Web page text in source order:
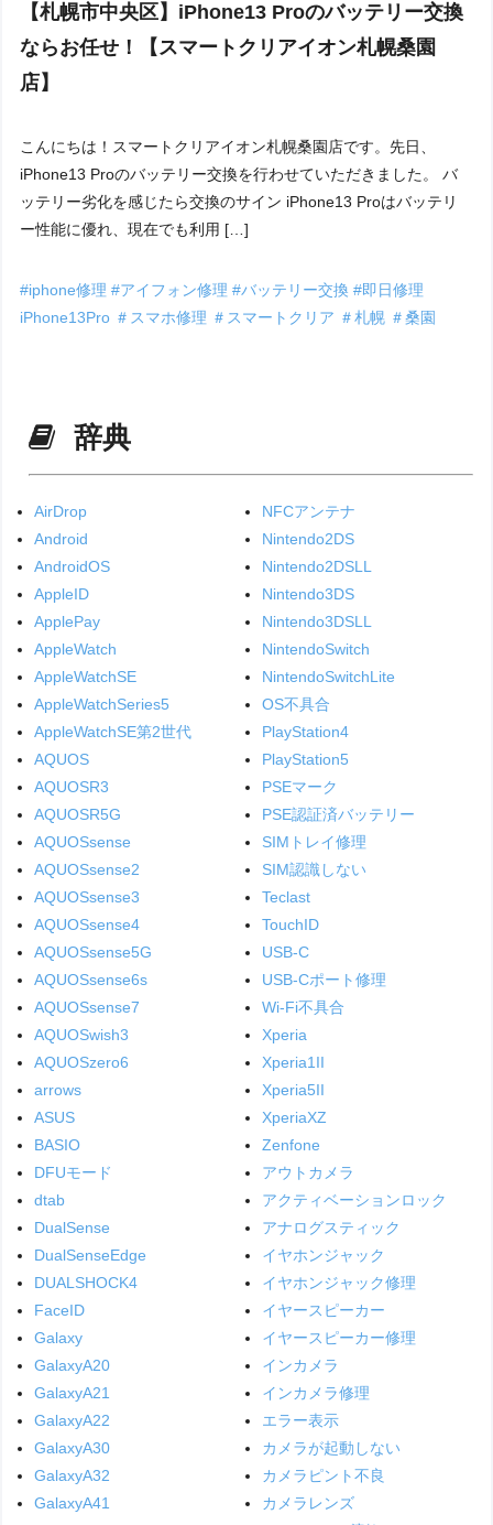
【札幌市中央区】iPhone13 Proのバッテリー交換
ならお任せ！【スマートクリアイオン札幌桑園
店】
こんにちは！スマートクリアイオン札幌桑園店です。先日、
iPhone13 Proのバッテリー交換を行わせていただきました。 バ
ッテリー劣化を感じたら交換のサイン iPhone13 Proはバッテリ
ー性能に優れ、現在でも利用 […]
#iphone修理#アイフォン修理#バッテリー交換#即日修理
iPhone13Pro ＃スマホ修理 ＃スマートクリア ＃札幌 ＃桑園
辞典
AirDrop
Android
AndroidOS
AppleID
ApplePay
AppleWatch
AppleWatchSE
AppleWatchSeries5
AppleWatchSE第2世代
AQUOS
AQUOSR3
AQUOSR5G
AQUOSsense
AQUOSsense2
AQUOSsense3
AQUOSsense4
AQUOSsense5G
AQUOSsense6s
AQUOSsense7
AQUOSwish3
AQUOSzero6
arrows
ASUS
BASIO
DFUモード
dtab
DualSense
DualSenseEdge
DUALSHOCK4
FaceID
Galaxy
GalaxyA20
GalaxyA21
GalaxyA22
GalaxyA30
GalaxyA32
GalaxyA41
NFCアンテナ
Nintendo2DS
Nintendo2DSLL
Nintendo3DS
Nintendo3DSLL
NintendoSwitch
NintendoSwitchLite
OS不具合
PlayStation4
PlayStation5
PSEマーク
PSE認証済バッテリー
SIMトレイ修理
SIM認識しない
Teclast
TouchID
USB-C
USB-Cポート修理
Wi-Fi不具合
Xperia
Xperia1II
Xperia5II
XperiaXZ
Zenfone
アウトカメラ
アクティベーションロック
アナログスティック
イヤホンジャック
イヤホンジャック修理
イヤースピーカー
イヤースピーカー修理
インカメラ
インカメラ修理
エラー表示
カメラが起動しない
カメラピント不良
カメラレンズ